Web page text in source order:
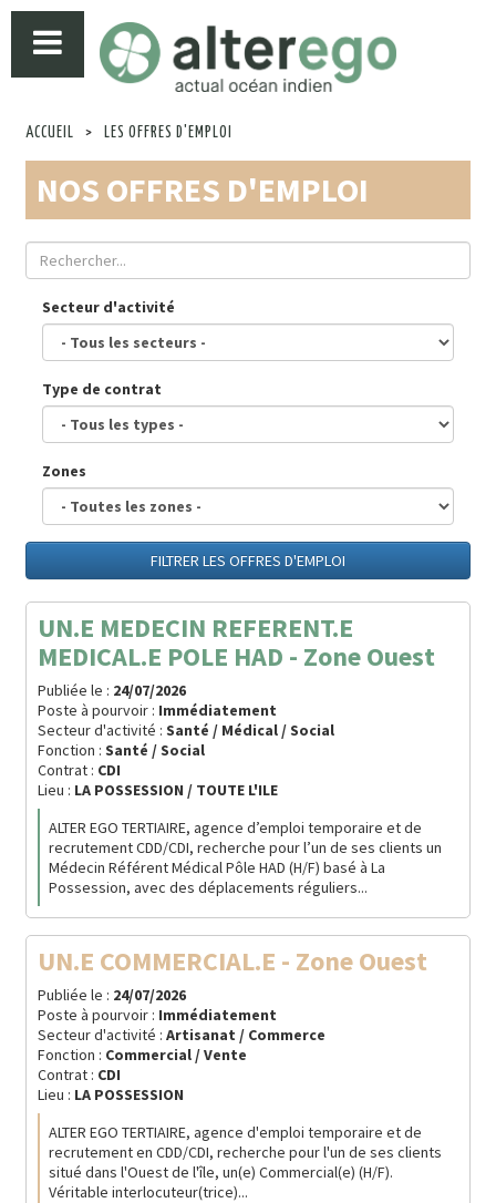
ACCUEIL > LES OFFRES D'EMPLOI
NOS OFFRES D'EMPLOI
Secteur d'activité
Type de contrat
Zones
FILTRER LES OFFRES D'EMPLOI
UN.E MEDECIN REFERENT.E
MEDICAL.E POLE HAD - Zone Ouest
Publiée le : 24/07/2026
Poste à pourvoir : Immédiatement
Secteur d'activité : Santé / Médical / Social
Fonction : Santé / Social
Contrat : CDI
Lieu : LA POSSESSION / TOUTE L'ILE
ALTER EGO TERTIAIRE, agence d’emploi temporaire et de
recrutement CDD/CDI, recherche pour l’un de ses clients un
Médecin Référent Médical Pôle HAD (H/F) basé à La
Possession, avec des déplacements réguliers...
UN.E COMMERCIAL.E - Zone Ouest
Publiée le : 24/07/2026
Poste à pourvoir : Immédiatement
Secteur d'activité : Artisanat / Commerce
Fonction : Commercial / Vente
Contrat : CDI
Lieu : LA POSSESSION
ALTER EGO TERTIAIRE, agence d'emploi temporaire et de
recrutement en CDD/CDI, recherche pour l'un de ses clients
situé dans l'Ouest de l'île, un(e) Commercial(e) (H/F).
Véritable interlocuteur(trice)...